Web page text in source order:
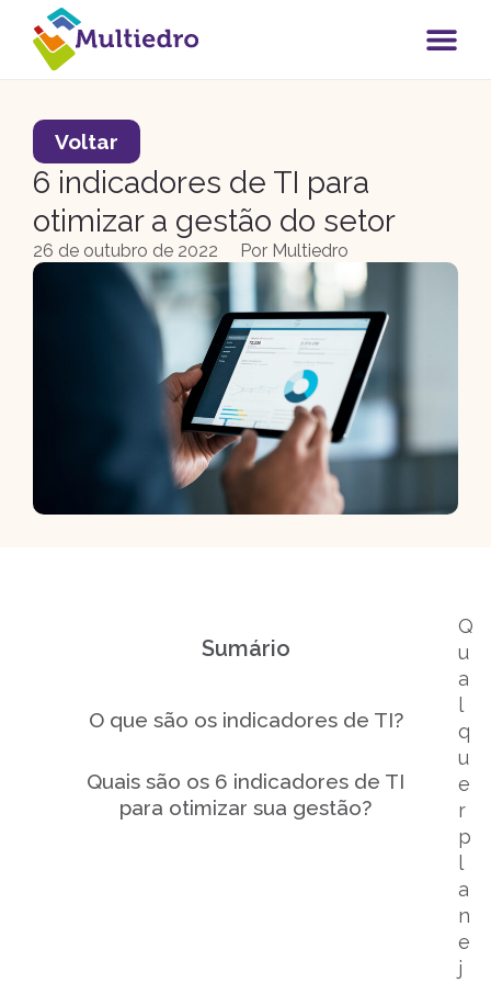
Voltar
6 indicadores de TI para
otimizar a gestão do setor
26 de outubro de 2022 Por Multiedro
Q
u
a
l
q
u
e
r
p
l
a
n
e
j
Sumário
O que são os indicadores de TI?
Quais são os 6 indicadores de TI
para otimizar sua gestão?